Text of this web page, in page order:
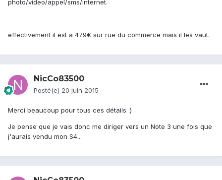
photo/video/appel/sms/internet.
effectivement il est a 479€ sur rue du commerce mais il les vaut.
NicCo83500
Posté(e) 20 juin 2015
Merci beaucoup pour tous ces détails :)
Je pense que je vais donc me diriger vers un Note 3 une fois que
j'aurais vendu mon S4...